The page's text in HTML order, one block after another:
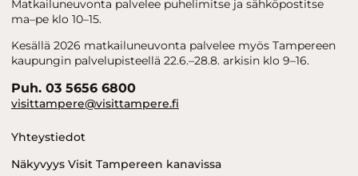
Matkailuneuvonta palvelee puhelimitse ja sähköpostitse
ma–pe klo 10–15.
Kesällä 2026 matkailuneuvonta palvelee myös Tampereen
kaupungin palvelupisteellä 22.6.–28.8. arkisin klo 9–16.
Puh. 03 5656 6800
visittampere@visittampere.fi
Yhteystiedot
Näkyvyys Visit Tampereen kanavissa